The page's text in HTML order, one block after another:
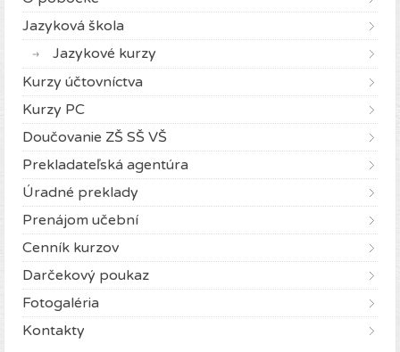
Jazyková škola
Jazykové kurzy
Kurzy účtovníctva
Kurzy PC
Doučovanie ZŠ SŠ VŠ
Prekladateľská agentúra
Úradné preklady
Prenájom učební
Cenník kurzov
Darčekový poukaz
Fotogaléria
Kontakty